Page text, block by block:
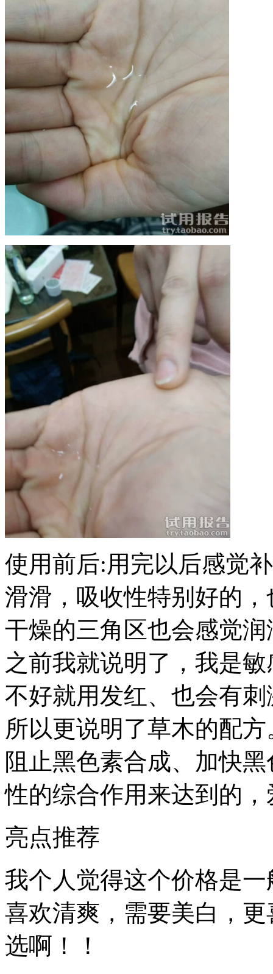
使用前后:用完以后感觉
滑滑，吸收性特别好的
干燥的三角区也会感觉
之前我就说明了，我是
不好就用发红、也会有
所以更说明了草木的配
阻止黑色素合成、加快
性的综合作用来达到的
亮点推荐
我个人觉得这个价格是
喜欢清爽，需要美白，
选啊！！